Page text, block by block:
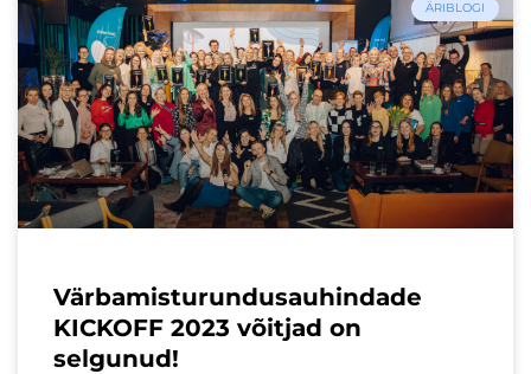
ÄRIBLOGI
Värbamisturundusauhindade
KICKOFF 2023 võitjad on
selgunud!